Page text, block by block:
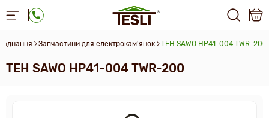
Запчастини для електрокам'янок ТЕН SAWO HP41-004 TWR-200
ТЕН SAWO HP41-004 TWR-200